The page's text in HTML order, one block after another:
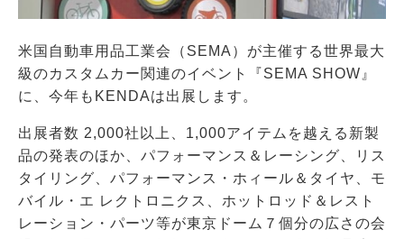
米国自動車用品工業会（SEMA）が主催する世界最大
級のカスタムカー関連のイベント『SEMA SHOW』
に、今年もKENDAは出展します。
出展者数 2,000社以上、1,000アイテムを越える新製
品の発表のほか、パフォーマンス＆レーシング、リス
タイリング、パフォーマンス・ホィール＆タイヤ、モ
バイル・エ レクトロニクス、ホットロッド＆レスト
レーション・パーツ等が東京ドーム７個分の広さの会